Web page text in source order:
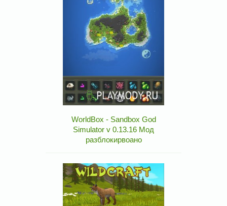
WorldBox - Sandbox God
Simulator v 0.13.16 Мод
разблокирвоано